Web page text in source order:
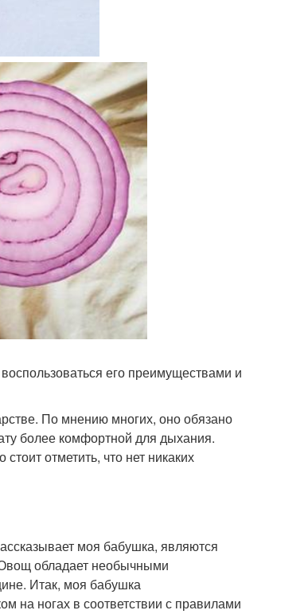
его преимуществами и
По мнению многих, оно обязано
более комфортной для дыхания.
отметить, что нет никаких
моя бабушка, являются
Овощ обладает необычными
Итак, моя бабушка
на ногах в соответствии с правилами